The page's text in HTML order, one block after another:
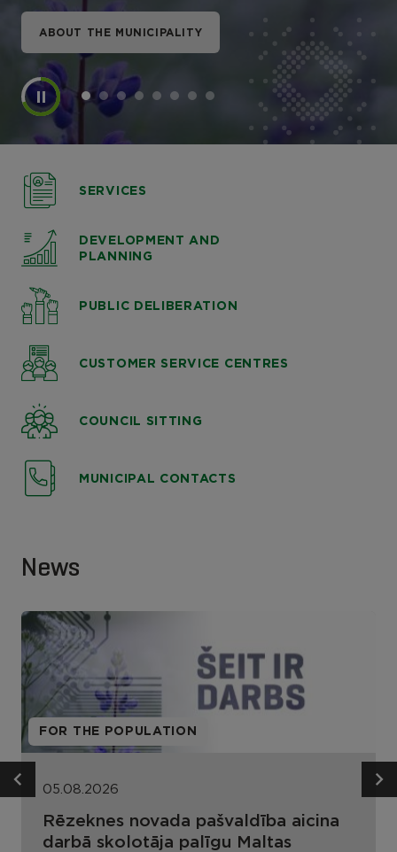
ABOUT THE MUNICIPALITY
ABOUT THE MUNICIPALITY
ABOUT THE MUNICIPALITY
ABOUT THE MUNICIPALITY
ABOUT THE MUNICIPALITY
ABOUT THE MUNICIPALITY
ABOUT THE MUNICIPALITY
ABOUT THE MUNICIPALITY
SERVICES
DEVELOPMENT AND
PLANNING
PUBLIC DELIBERATION
CUSTOMER SERVICE CENTRES
COUNCIL SITTING
MUNICIPAL CONTACTS
News
FOR THE POPULATION
05.08.2026
Rēzeknes novada pašvaldība aicina
darbā skolotāja palīgu Maltas